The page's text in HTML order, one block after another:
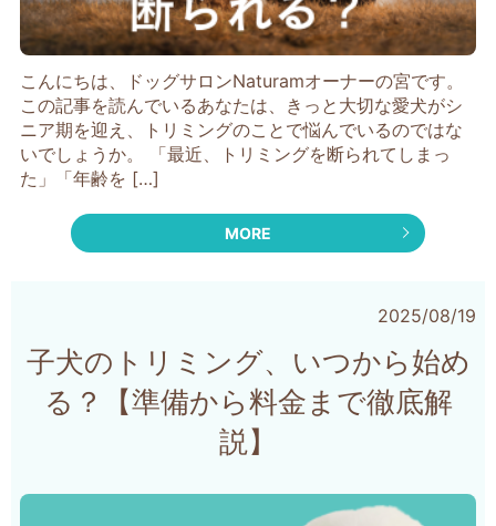
こんにちは、ドッグサロンNaturamオーナーの宮です。
この記事を読んでいるあなたは、きっと大切な愛犬がシ
ニア期を迎え、トリミングのことで悩んでいるのではな
いでしょうか。 「最近、トリミングを断られてしまっ
た」「年齢を […]
MORE
2025/08/19
子犬のトリミング、いつから始め
る？【準備から料金まで徹底解
説】